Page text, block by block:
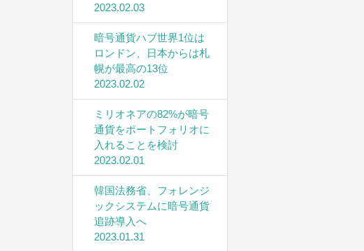
2023.02.03
暗号通貨ハブ世界1位は
ロンドン、日本からは札
幌が最高の13位
2023.02.02
ミリオネアの82%が暗号
通貨をポートフォリオに
入れることを検討
2023.02.01
韓国法務省、フォレンジ
ックシステムに暗号通貨
追跡導入へ
2023.01.31